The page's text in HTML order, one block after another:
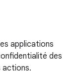
applications
des
actions.